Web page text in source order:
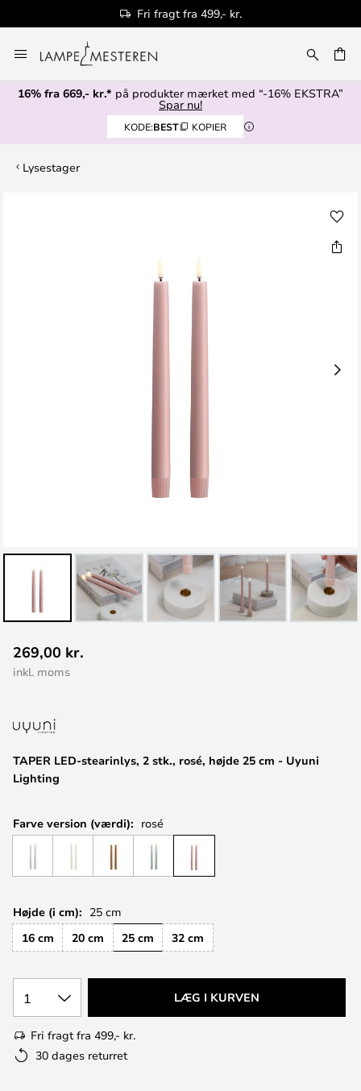
Fri fragt fra 499,- kr.
to
Content
16% fra 669,- kr.* på produkter mærket med “-16% EKSTRA”
Spar nu!
KODE:BEST KOPIER
Lysestager
til
starten
billedgalleriet
TAPER LED-stearinlys, 2 stk., rosé, højde 25 cm - Uyuni
Lighting
269,00 kr.
inkl. moms
Farve version (værdi): rosé
Højde (i cm): 25 cm
16 cm
20 cm 25 cm 32 cm
1 LÆG I KURVEN
Fri fragt fra 499,- kr.
30 dages returret